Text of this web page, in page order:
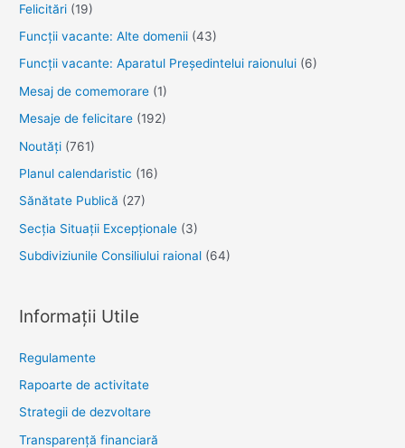
Felicitări (19)
Funcţii vacante: Alte domenii (43)
Funcții vacante: Aparatul Președintelui raionului (6)
Mesaj de comemorare (1)
Mesaje de felicitare (192)
Noutăţi (761)
Planul calendaristic (16)
Sănătate Publică (27)
Secția Situații Excepționale (3)
Subdiviziunile Consiliului raional (64)
Informații Utile
Regulamente
Rapoarte de activitate
Strategii de dezvoltare
Transparenţă financiară